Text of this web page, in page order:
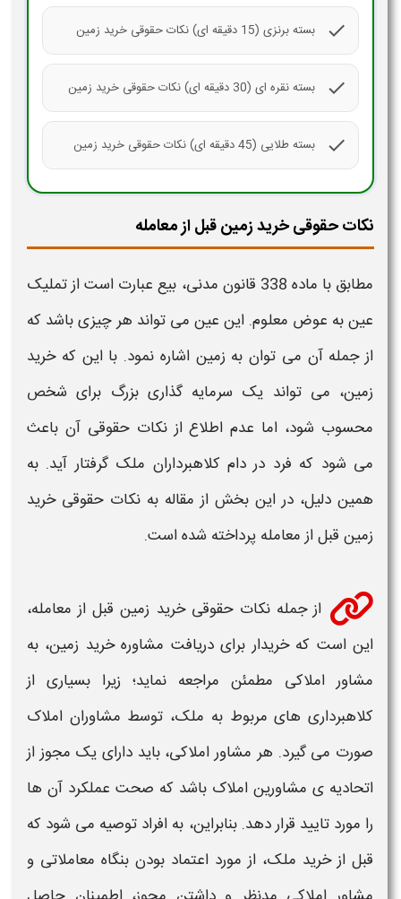
check بسته برنزی (15 دقیقه ای) نکات حقوقی خرید زمین
check بسته نقره ای (30 دقیقه ای) نکات حقوقی خرید زمین
check بسته طلایی (45 دقیقه ای) نکات حقوقی خرید زمین
نکات حقوقی خرید زمین قبل از معامله
مطابق با ماده 338 قانون مدنی، بیع عبارت است از تملیک
عین به عوض معلوم. این عین می تواند هر چیزی باشد که
از جمله آن می توان به زمیناشاره نمود. با این کهخرید
زمین، می تواند یک سرمایه گذاری بزرگ برای شخص
محسوب شود، اما عدم اطلاع ازنکات حقوقیآن باعث
می شود که فرد در دام کلاهبرداران ملک گرفتار آید. به
همین دلیل، در این بخش از مقاله به نکات حقوقی خرید
زمین قبل از معامله پرداخته شده است.
از جملهنکات حقوقی خرید زمین قبل از معامله،
این است کهخریدار برای دریافت مشاورهخرید زمین، به
مشاور املاکی مطمئن مراجعه نماید؛ زیرا بسیاری از
کلاهبرداری های مربوط به ملک، توسط مشاوران املاک
صورت می گیرد. هر مشاور املاکی، باید دارای یک مجوز از
اتحادیه‌ ی مشاورین املاک باشد که صحت عملکرد آن ها
را مورد تایید قرار دهد. بنابراین، به افراد توصیه می شود که
قبل ازخرید ملک، از مورد اعتماد بودن بنگاه معاملاتی و